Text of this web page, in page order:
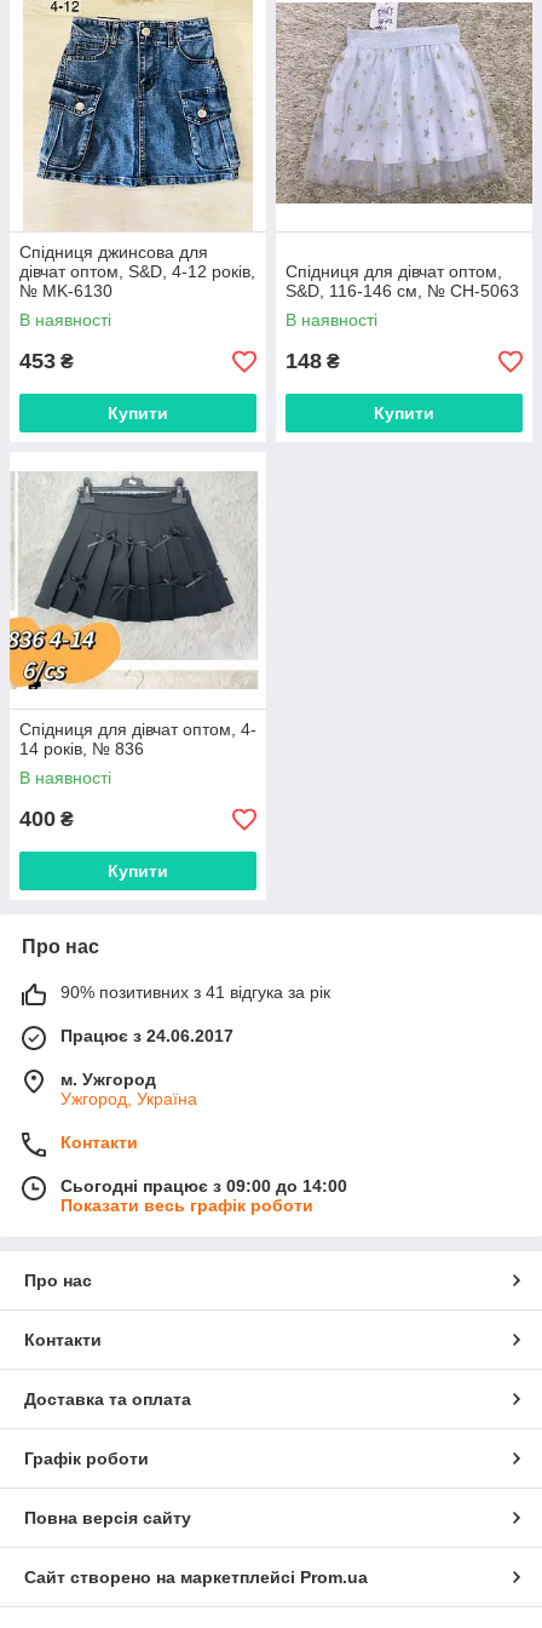
Плісировані та трикотажні моделі:Лаконічні
варіанти А-силуету або в складку, які чудово підійдуть
для школи та садочка.
Обирайте ніжні пастельні кольори, класичний синій денім або
яскраві варіанти з принтами. Замовляйте спідницю для
дівчинки прямо зараз і подаруйте їй радість бути стильною
щодня!
Спідниця джинсова для
дівчат оптом, S&D, 4-12 років,
№ MK-6130
В наявності
453 ₴
Купити
Спідниця для дівчат оптом,
S&D, 116-146 см, № CH-5063
В наявності
148 ₴
Купити
Спідниця для дівчат оптом, 4-
14 років, № 836
В наявності
400 ₴
Купити
Про нас
90% позитивних з 41 відгука за рік
Працює з 24.06.2017
м. Ужгород
Ужгород, Україна
Контакти
Сьогодні працює з 09:00 до 14:00
Показати весь графік роботи
Про нас
Контакти
Доставка та оплата
Графік роботи
Повна версія сайту
Сайт створено на маркетплейсі Prom.ua